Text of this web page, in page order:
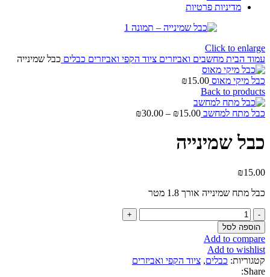
מדיניות פרטיות
Click to enlarge
עמוד הבית מחשבים ואביזרים ציוד הקפי ואביזרים כבלים כבל שמינייה
כבל מיקי מאוס ₪15.00
Back to products
כבל מתח למחשב ₪15.00
–
₪30.00
כבל שמינייה
₪15.00
כבל מתח שמינייה אורך 1.8 מטר
כמות
של
כבל
שמינייה
הוספה לסל
Add to compare
Add to wishlist
קטגוריות: כבלים, ציוד הקפי ואביזרים
Share: